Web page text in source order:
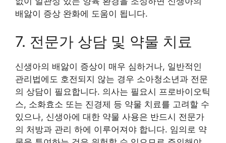
배앓이 증상 완화에 도움이 됩니다.
7. 전문가 상담 및 약물 치료
신생아의 배앓이 증상이 매우 심하거나, 일반적인
관리법에도 호전되지 않는 경우 소아청소년과 전문
의 상담이 필요합니다. 의사는 필요시 프로바이오틱
스, 소화효소 또는 진경제 등 약물 치료를 고려할 수
있으나, 신생아에 대한 약물 사용은 반드시 전문가
의 처방과 관리 하에 이루어져야 합니다. 임의로 약